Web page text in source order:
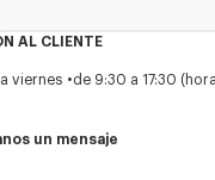
AL CLIENTE
viernes
de 9:30 a 17:30
un mensaje